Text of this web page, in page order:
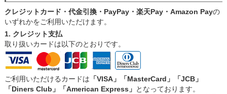
クレジットカード・代金引換・PayPay・楽天Pay・Amazon Payの
いずれかをご利用いただけます。
1. クレジット支払
取り扱いカードは以下のとおりです。
ご利用いただけるカードは 「VISA」「MasterCard」「JCB」
「Diners Club」「American Express」 となっております。